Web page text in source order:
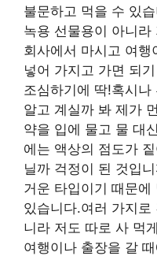
불문하고 먹을 수 있
녹용 선물용이 아니
회사에서 마시고 여행
넣어 가지고 가면 되
조심하기에 딱!혹시
알고 계실까 봐 제가
약을 입에 물고 물 대
에는 액상의 점도가
닐까 걱정이 된 것입
거운 타입이기 때문
있습니다.여러 가지
니라 저도 따로 사 먹
여행이나 출장을 갈